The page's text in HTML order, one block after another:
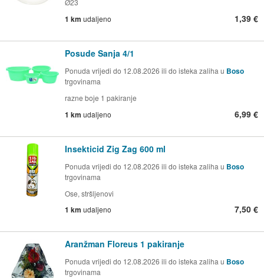
1 km udaljeno 1,39 €
Posude Sanja 4/1
Ponuda vrijedi do 12.08.2026 ili do isteka zaliha u Boso
trgovinama
razne boje 1 pakiranje
1 km udaljeno 6,99 €
Insekticid Zig Zag 600 ml
Ponuda vrijedi do 12.08.2026 ili do isteka zaliha u Boso
trgovinama
Ose, stršljenovi
1 km udaljeno 7,50 €
Aranžman Floreus 1 pakiranje
Ponuda vrijedi do 12.08.2026 ili do isteka zaliha u Boso
trgovinama